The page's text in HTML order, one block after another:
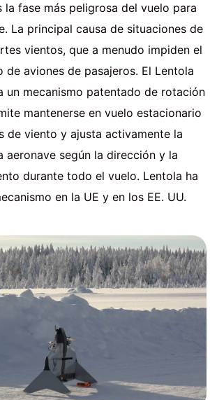
la fase más peligrosa del vuelo para
La principal causa de situaciones de
vientos, que a menudo impiden el
de aviones de pasajeros. El Lentola
un mecanismo patentado de rotación
mantenerse en vuelo estacionario
de viento y ajusta activamente la
aeronave según la dirección y la
durante todo el vuelo. Lentola ha
en la UE y en los EE. UU.